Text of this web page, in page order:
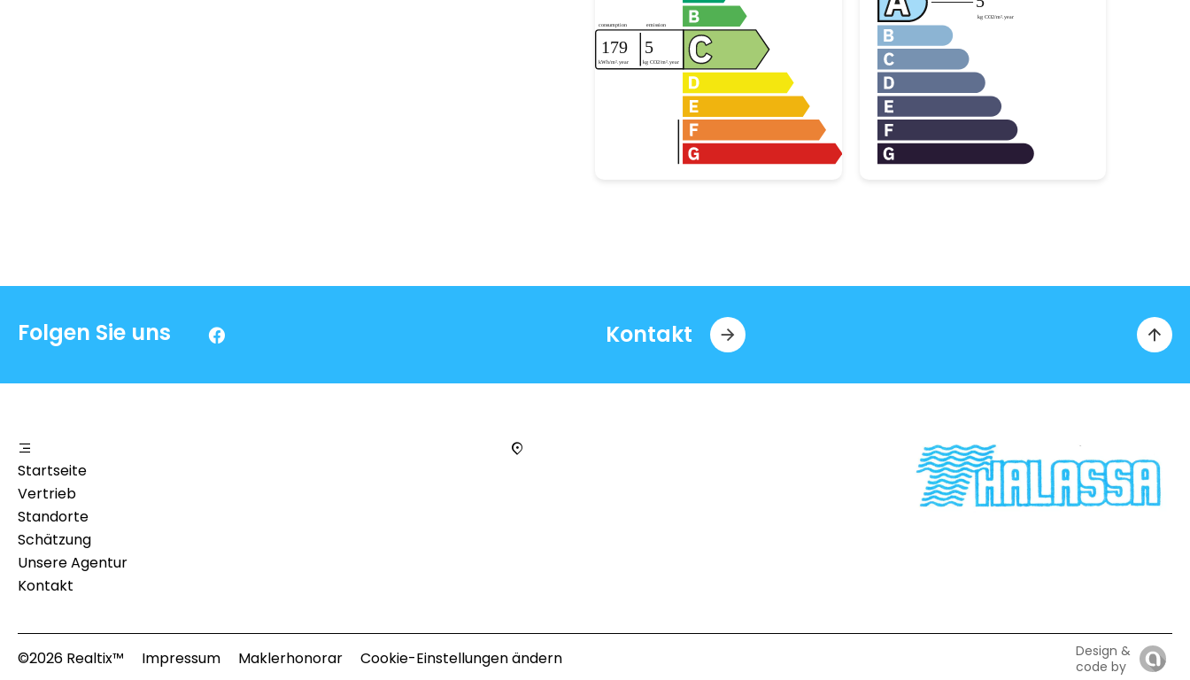
Folgen Sie uns Kontakt
Startseite
Vertrieb
Standorte
Schätzung
Unsere Agentur
Kontakt
©2026 Realtix™ Impressum Maklerhonorar Cookie-Einstellungen ändern
Design &
code by